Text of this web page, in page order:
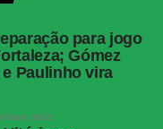
para jogo
Gómez
Paulinho vira
atrás